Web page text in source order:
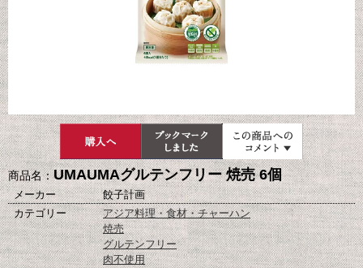
商品名：UMAUMAグルテンフリー 焼売 6個
メーカー
餃子計画
カテゴリー
アジア料理・食材・チャーハン
焼売
グルテンフリー
肉不使用